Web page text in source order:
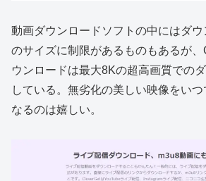
動画ダウンロードソフトの中にはダ
のサイズに制限があるものもあるが
ウンロードは最大8Kの超高画質での
している。無劣化の美しい映像をい
なるのは嬉しい。